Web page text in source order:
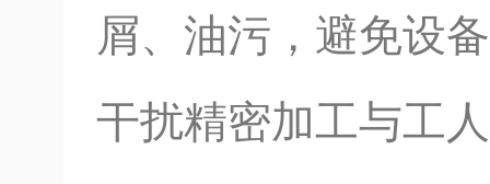
屑、油污，避免设
干扰精密加工与工